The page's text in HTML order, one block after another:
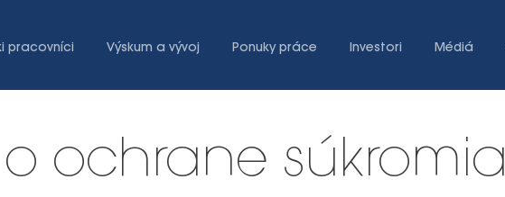
pracovníci Výskum a vývoj Ponuky práce Investori Médiá
ochrane súkromia